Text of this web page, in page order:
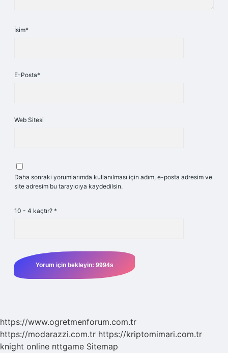
İsim*
E-Posta*
Web Sitesi
Daha sonraki yorumlarımda kullanılması için adım, e-posta adresim ve
site adresim bu tarayıcıya kaydedilsin.
10 - 4 kaçtır? *
https://www.ogretmenforum.com.tr
https://modarazzi.com.tr https://kriptomimari.com.tr
knight online nttgame Sitemap